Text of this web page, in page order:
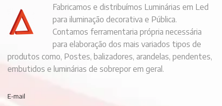
Fabricamos e distribuímos Luminárias em Led
para iluminação decorativa e Pública.
Contamos ferramentaria própria necessária
para elaboração dos mais variados tipos de
produtos como, Postes, balizadores, arandelas, pendentes,
embutidos e luminárias de sobrepor em geral.
E-mail